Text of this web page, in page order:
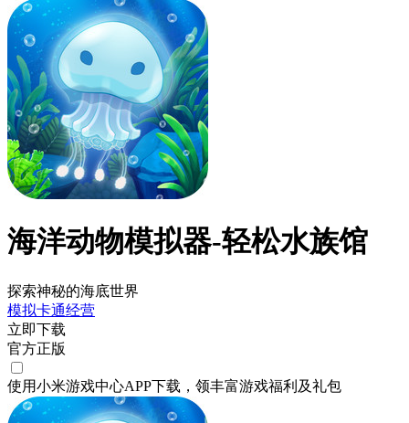
海洋动物模拟器-轻松水族馆
探索神秘的海底世界
模拟卡通经营
立即下载
官方正版
使用小米游戏中心APP下载 ，领丰富游戏福利 及礼包